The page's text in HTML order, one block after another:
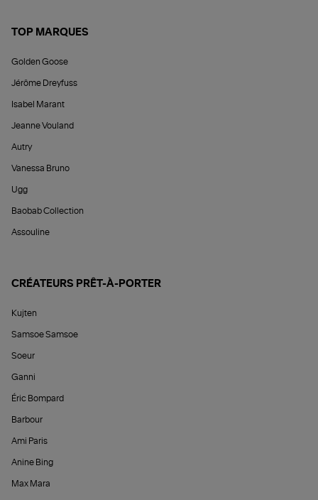
TOP MARQUES
Golden Goose
Jérôme Dreyfuss
Isabel Marant
Jeanne Vouland
Autry
Vanessa Bruno
Ugg
Baobab Collection
Assouline
CRÉATEURS PRÊT-À-PORTER
Kujten
Samsoe Samsoe
Soeur
Ganni
Éric Bompard
Barbour
Ami Paris
Anine Bing
Max Mara